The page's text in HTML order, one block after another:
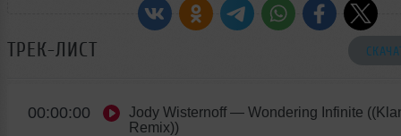
ТРЕК-ЛИСТ
00:00:00 Jody Wisternoff— Wondering Infinite
Remix))